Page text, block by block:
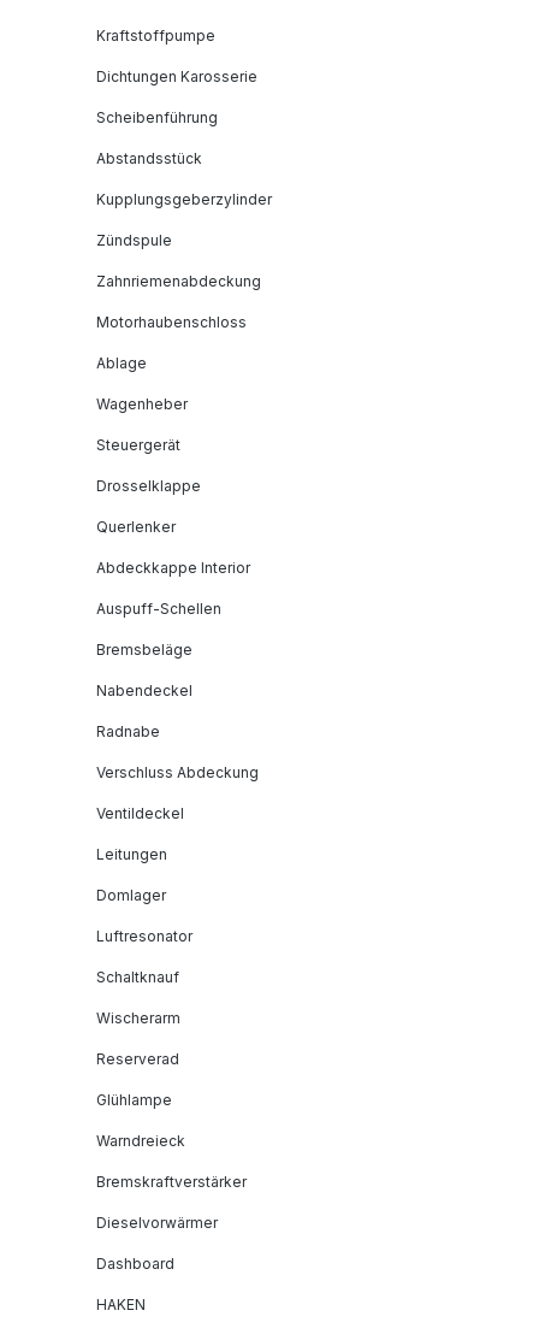
Kraftstoffpumpe
Dichtungen Karosserie
Scheibenführung
Abstandsstück
Kupplungsgeberzylinder
Zündspule
Zahnriemenabdeckung
Motorhaubenschloss
Ablage
Wagenheber
Steuergerät
Drosselklappe
Querlenker
Abdeckkappe Interior
Auspuff-Schellen
Bremsbeläge
Nabendeckel
Radnabe
Verschluss Abdeckung
Ventildeckel
Leitungen
Domlager
Luftresonator
Schaltknauf
Wischerarm
Reserverad
Glühlampe
Warndreieck
Bremskraftverstärker
Dieselvorwärmer
Dashboard
HAKEN